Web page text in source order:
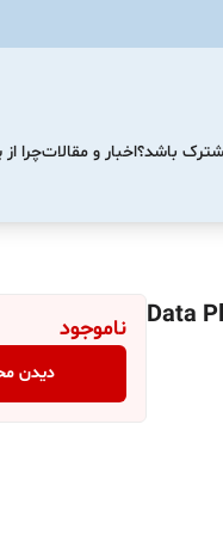
باشد؟اخبار و مقالاتچرا از پاشا۹۷
ناموجود
دیدن